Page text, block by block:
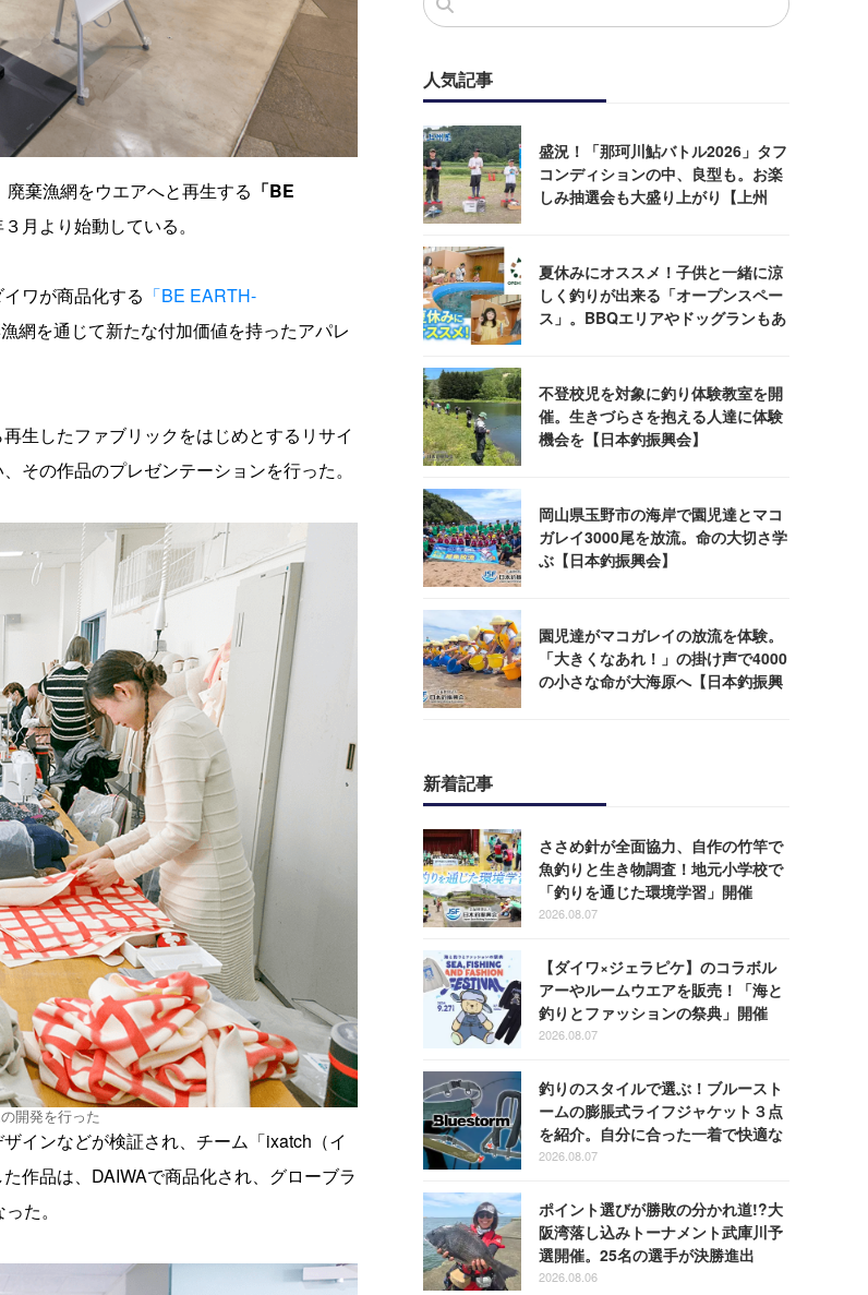
棄漁網をウエアへと再生する 「BE
月より始動している。
ワが商品化する 「BE EARTH-
網を通じて新たな付加価値を持ったアパレ
生したファブリックをはじめとするリサイ
その作品のプレゼンテーションを行った。
開発を行った
インなどが検証され、チーム「ixatch（イ
作品は、DAIWAで商品化され、グローブラ
た。
人気記事
盛況！「那珂川鮎バトル2026」タフ
コンディションの中、良型も。お楽
しみ抽選会も大盛り上がり【上州
夏休みにオススメ！子供と一緒に涼
しく釣りが出来る「オープンスペー
ス」。BBQエリアやドッグランもあ
不登校児を対象に釣り体験教室を開
催。生きづらさを抱える人達に体験
機会を【日本釣振興会】
岡山県玉野市の海岸で園児達とマコ
ガレイ3000尾を放流。命の大切さ学
ぶ【日本釣振興会】
園児達がマコガレイの放流を体験。
「大きくなあれ！」の掛け声で4000
の小さな命が大海原へ【日本釣振興
新着記事
ささめ針が全面協力、自作の竹竿で
魚釣りと生き物調査！地元小学校で
「釣りを通じた環境学習」開催
2026.08.07
【ダイワ×ジェラピケ】のコラボル
アーやルームウエアを販売！「海と
釣りとファッションの祭典」開催
2026.08.07
釣りのスタイルで選ぶ！ブルースト
ームの膨脹式ライフジャケット３点
を紹介。自分に合った一着で快適な
釣りを
2026.08.07
ポイント選びが勝敗の分かれ道!?大
阪湾落し込みトーナメント武庫川予
選開催。25名の選手が決勝進出
2026.08.06